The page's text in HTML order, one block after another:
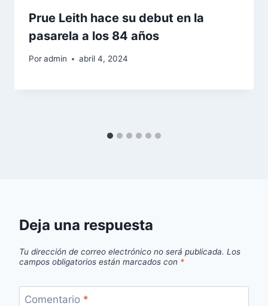
Prue Leith hace su debut en la
pasarela a los 84 años
Poradmin abril 4, 2024
Deja una respuesta
Tu dirección de correo electrónico no será publicada. Los
campos obligatorios están marcados con *
Comentario *